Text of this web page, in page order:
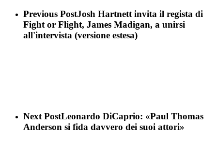
Previous PostJosh Hartnett invita il regista di
Fight or Flight, James Madigan, a unirsi
all'intervista (versione estesa)
Next PostLeonardo DiCaprio: «Paul Thomas
Anderson si fida davvero dei suoi attori»